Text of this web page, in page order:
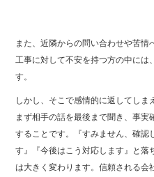
また、近隣からの問い合わせや苦
工事に対して不安を持つ方の中には
す。
しかし、そこで感情的に返してしま
まず相手の話を最後まで聞き、事
することです。『すみません、確認
す』『今後はこう対応します』と落
は大きく変わります。信頼される会